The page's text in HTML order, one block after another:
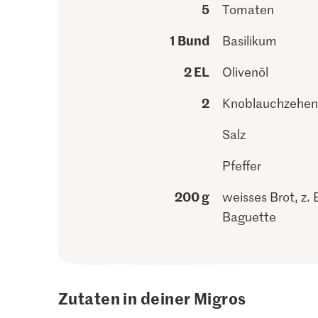
5 Tomaten
1 Bund Basilikum
2 EL Olivenöl
2
Knoblauchzehen
Salz
Pfeffer
200 g
weisses Brot, z.
Baguette
Zutaten in deiner Migros